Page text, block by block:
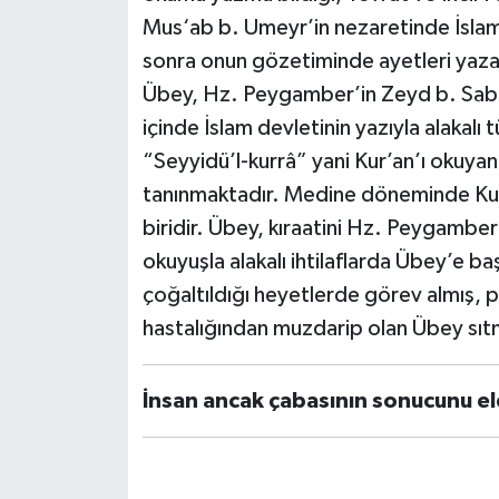
Mus‘ab b. Umeyr’in nezaretinde
sonra onun gözetiminde ayetleri
Übey, Hz. Peygamber’in Zeyd b.
içinde İslam devletinin yazıyla alakalı
“Seyyidü’l-kurrâ” yani Kur’an’ı
tanınmaktadır. Medine döneminde
biridir. Übey, kıraatini Hz.
okuyuşla alakalı ihtilaflarda Übey’e
çoğaltıldığı heyetlerde görev almış,
hastalığından muzdarip olan Übey
İnsan ancak çabasının sonucunu
Bolu Müftülüğü
Burdur Müftülüğü
Bursa Müftülüğü
Çanakkale Müftülüğü
Çankırı Müftülüğü
Çorum Müftülüğü
Duyurular
Bilim, Teknoloji
Biyografiler